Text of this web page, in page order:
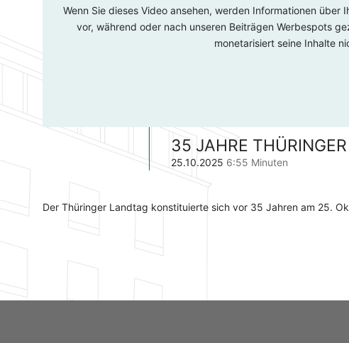
Wenn Sie dieses Video ansehen, werden Informationen
vor, während oder nach unseren Beiträgen Werbespots
monetarisiert seine Inhalte
35 JAHRE
25.10.2025 6:55 Minuten
Der Thüringer Landtag konstituierte sich vor 35 Jahren am 25.